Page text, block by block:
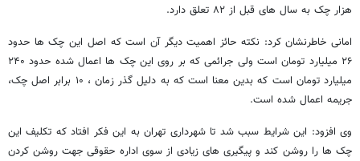
هزار چک به سال های قبل از ۸۲ تعلق دارد.
امانی خاطرنشان کرد: نکته حائز اهمیت دیگر آن است که اصل این چک ها حدود
۲۶ میلیارد تومان است ولی جرائمی که بر روی این چک ها اعمال شده حدود ۲۴۰
میلیارد تومان است که بدین معنا است که به دلیل گذر زمان ، ۱۰ برابر اصل چک،
جریمه اعمال شده است.
وی افزود: این شرایط سبب شد تا شهرداری تهران به این فکر افتاد که تکلیف این
چک ها را روشن کند و پیگیری های زیادی از سوی اداره حقوقی جهت روشن کردن